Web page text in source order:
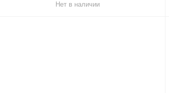
Нет в наличии